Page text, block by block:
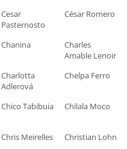
Cesar
Pasternosto
César Romero
Chanina
Charles
Amable Lenoir
Charlotta
Adlerová
Chelpa Ferro
Chico Tabibuia Chilala Moco
Chris Meirelles
Christian Lohn